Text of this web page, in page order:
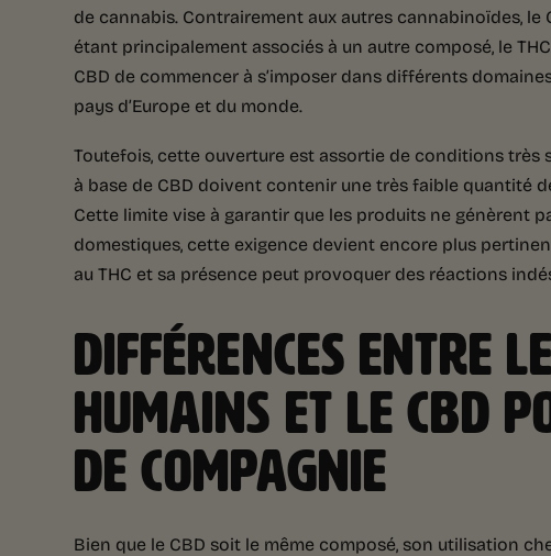
de cannabis. Contrairement aux autres cannabinoïdes,
étant principalement associés à un autre composé, le
CBD de commencer à s’imposer dans différents
pays d’Europe et du monde.
Toutefois, cette ouverture est assortie de conditions
à base de CBD doivent contenir une très faible quantité
Cette limite vise à garantir que les produits ne génèrent
domestiques, cette exigence devient encore plus
au THC et sa présence peut provoquer des réactions
DIFFÉRENCES ENTRE
HUMAINS ET LE CBD
DE COMPAGNIE
Bien que le CBD soit le même composé, son utilisation